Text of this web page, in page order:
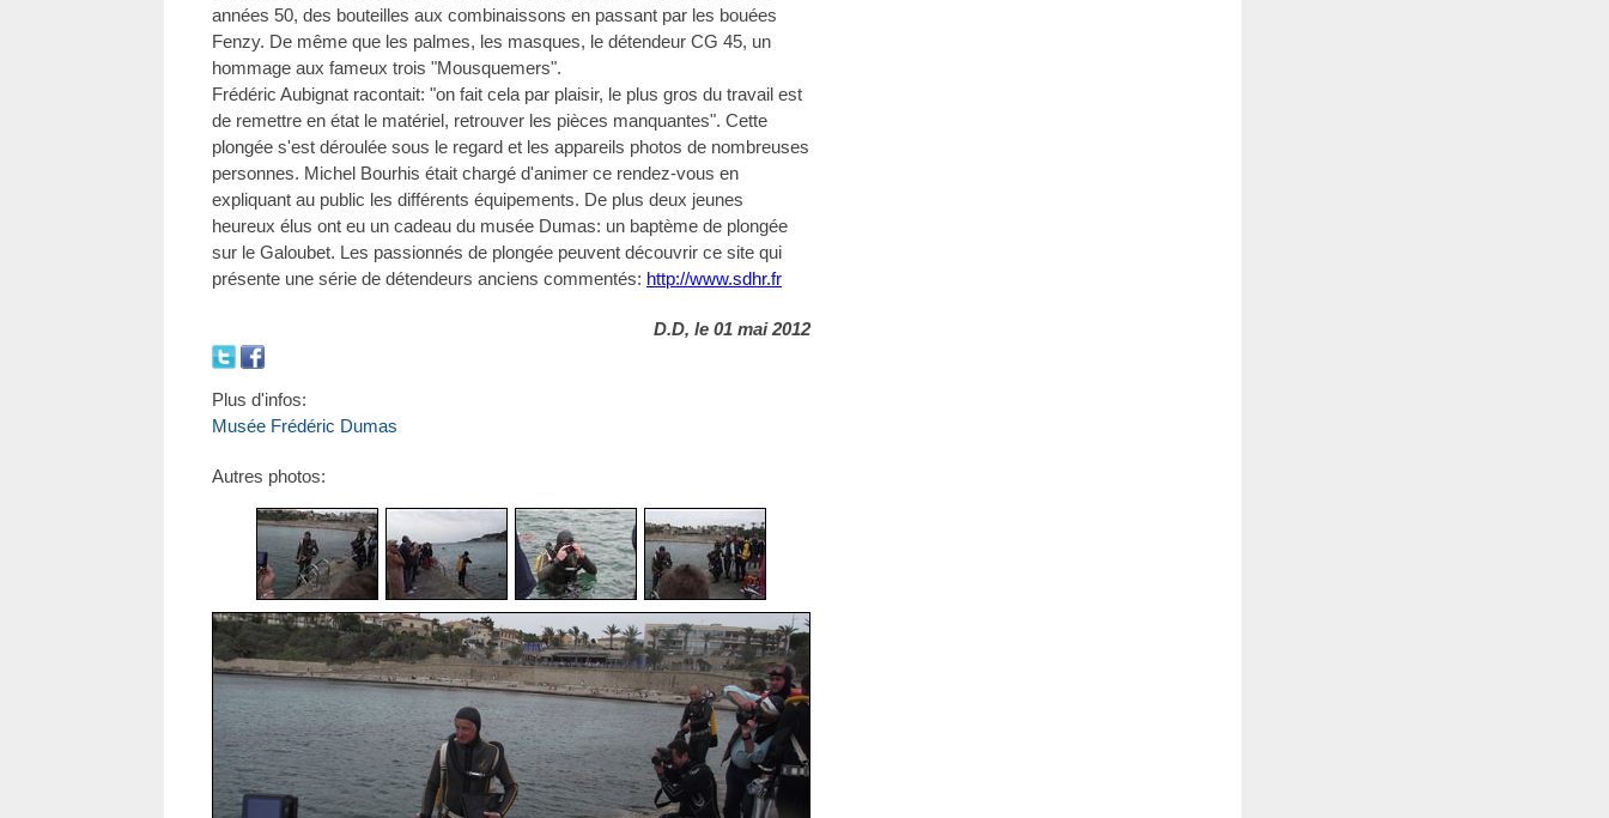
années 50, des bouteilles aux combinaissons en passant par les bouées
Fenzy. De même que les palmes, les masques, le détendeur CG 45, un
hommage aux fameux trois "Mousquemers".
Frédéric Aubignat racontait: "on fait cela par plaisir, le plus gros du travail est
de remettre en état le matériel, retrouver les pièces manquantes". Cette
plongée s'est déroulée sous le regard et les appareils photos de nombreuses
personnes. Michel Bourhis était chargé d'animer ce rendez-vous en
expliquant au public les différents équipements. De plus deux jeunes
heureux élus ont eu un cadeau du musée Dumas: un baptème de plongée
sur le Galoubet. Les passionnés de plongée peuvent découvrir ce site qui
présente une série de détendeurs anciens commentés: http://www.sdhr.fr
D.D, le 01 mai 2012
Plus d'infos:
Musée Frédéric Dumas
Autres photos: